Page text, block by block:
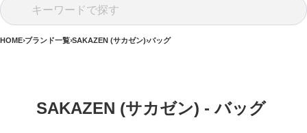
HOME ブランド一覧 SAKAZEN (サカゼン) バッグ
SAKAZEN (サカゼン) - バッグ